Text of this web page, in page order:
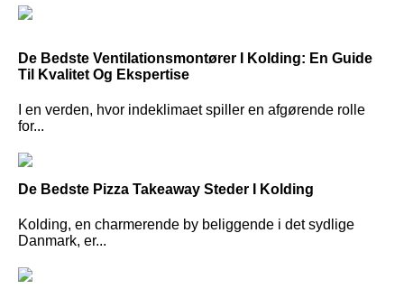
De Bedste Ventilationsmontører I Kolding: En Guide
Til Kvalitet Og Ekspertise
I en verden, hvor indeklimaet spiller en afgørende rolle
for...
De Bedste Pizza Takeaway Steder I Kolding
Kolding, en charmerende by beliggende i det sydlige
Danmark, er...